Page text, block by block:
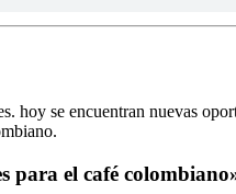
hoy se encuentran nuevas
para el café